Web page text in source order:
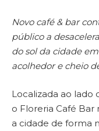
Novo café & bar
público a
do sol da cidade
acolhedor e cheio
Localizada ao lado
o Floreria Café
a cidade de forma